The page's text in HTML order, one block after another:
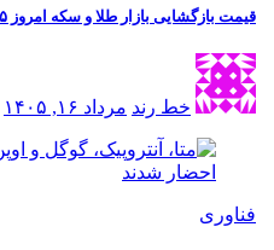
قیمت بازگشایی بازار طلا و سکه امروز ۱۵ مردادماه ۱۴۰۵
خط رند مرداد ۱۶, ۱۴۰۵
فناوری